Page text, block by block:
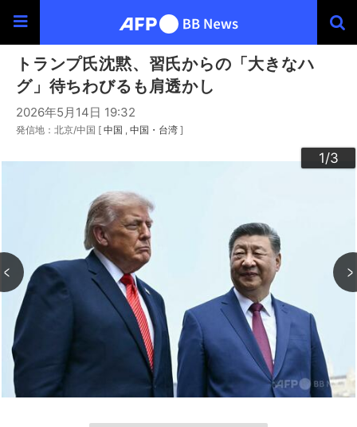
トランプ氏沈黙、習氏からの「大きなハ
グ」待ちわびるも肩透かし
2026年5月14日 19:32
発信地：北京/中国 [ 中国 中国・台湾 ]
1/3
2/3
3/3